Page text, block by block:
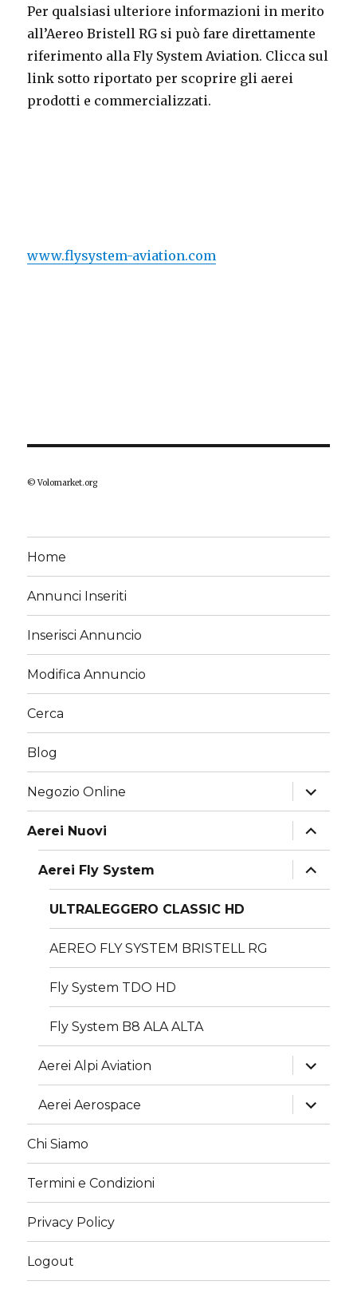
Per qualsiasi ulteriore informazioni in merito
all’Aereo Bristell RG si può fare direttamente
riferimento alla Fly System Aviation. Clicca sul
link sotto riportato per scoprire gli aerei
prodotti e commercializzati.
www.flysystem-aviation.com
© Volomarket.org
Home
Annunci Inseriti
Inserisci Annuncio
Modifica Annuncio
Cerca
Blog
Negozio Online
apri
i
menu
child
Aerei Nuovi
apri
i
menu
child
Aerei Fly System
apri
i
menu
ULTRALEGGERO CLASSIC HD
AEREO FLY SYSTEM BRISTELL RG
Fly System TDO HD
Fly System B8 ALA ALTA
Aerei Alpi Aviation
apri
i
menu
child
Aerei Aerospace
apri
i
menu
Chi Siamo
Termini e Condizioni
Privacy Policy
Logout